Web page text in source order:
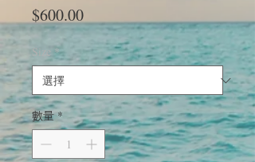
$600.00價
格
Size *
數量 *